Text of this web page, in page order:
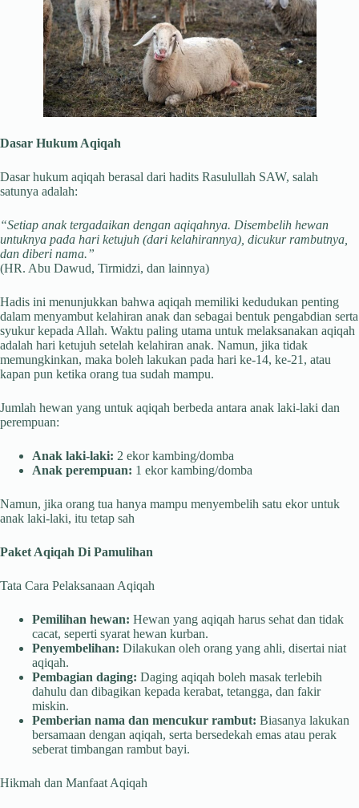
Dasar Hukum Aqiqah
Dasar hukum aqiqah berasal dari hadits Rasulullah SAW, salah
satunya adalah:
“Setiap anak tergadaikan dengan aqiqahnya. Disembelih hewan
untuknya pada hari ketujuh (dari kelahirannya), dicukur rambutnya,
dan diberi nama.”
(HR. Abu Dawud, Tirmidzi, dan lainnya)
Hadis ini menunjukkan bahwa aqiqah memiliki kedudukan penting
dalam menyambut kelahiran anak dan sebagai bentuk pengabdian serta
syukur kepada Allah. Waktu paling utama untuk melaksanakan aqiqah
adalah hari ketujuh setelah kelahiran anak. Namun, jika tidak
memungkinkan, maka boleh lakukan pada hari ke-14, ke-21, atau
kapan pun ketika orang tua sudah mampu.
Jumlah hewan yang untuk aqiqah berbeda antara anak laki-laki dan
perempuan:
Anak laki-laki: 2 ekor kambing/domba
Anak perempuan: 1 ekor kambing/domba
Namun, jika orang tua hanya mampu menyembelih satu ekor untuk
anak laki-laki, itu tetap sah
Paket Aqiqah Di Pamulihan
Tata Cara Pelaksanaan Aqiqah
Pemilihan hewan: Hewan yang aqiqah harus sehat dan tidak
cacat, seperti syarat hewan kurban.
Penyembelihan: Dilakukan oleh orang yang ahli, disertai niat
aqiqah.
Pembagian daging: Daging aqiqah boleh masak terlebih
dahulu dan dibagikan kepada kerabat, tetangga, dan fakir
miskin.
Pemberian nama dan mencukur rambut: Biasanya lakukan
bersamaan dengan aqiqah, serta bersedekah emas atau perak
seberat timbangan rambut bayi.
Hikmah dan Manfaat Aqiqah